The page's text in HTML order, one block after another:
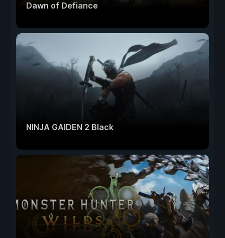
Dawn of Defiance
NINJA GAIDEN 2 Black